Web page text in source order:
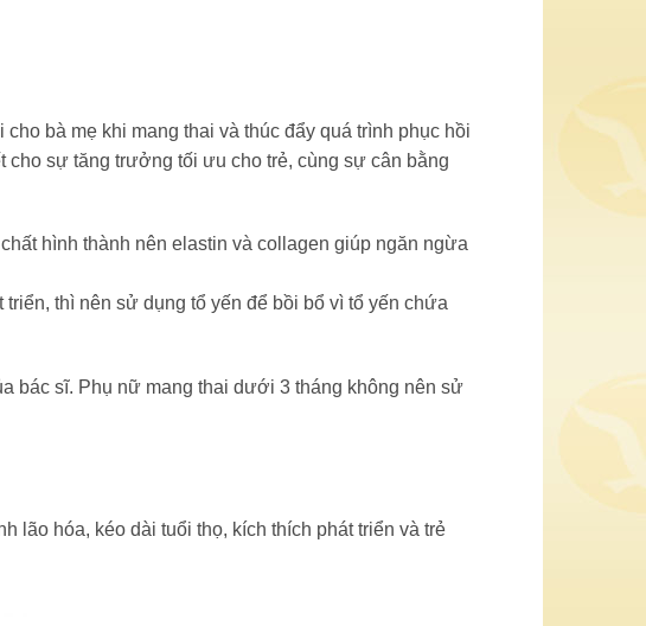
bà mẹ khi mang thai và thúc đẩy quá trình phục hồi
sự tăng trưởng tối ưu cho trẻ, cùng sự cân bằng
hình thành nên elastin và collagen giúp ngăn ngừa
thì nên sử dụng tổ yến để bồi bổ vì tổ yến chứa
bác sĩ. Phụ nữ mang thai dưới 3 tháng không nên sử
lão hóa, kéo dài tuổi thọ, kích thích phát triển và trẻ